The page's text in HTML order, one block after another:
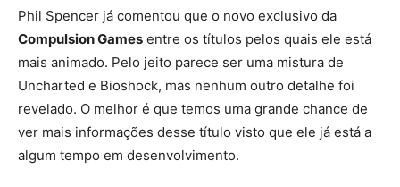
Phil Spencer já comentou que o novo exclusivo da
Compulsion Games entre os títulos pelos quais ele está
mais animado. Pelo jeito parece ser uma mistura de
Uncharted e Bioshock, mas nenhum outro detalhe foi
revelado. O melhor é que temos uma grande chance de
ver mais informações desse título visto que ele já está a
algum tempo em desenvolvimento.